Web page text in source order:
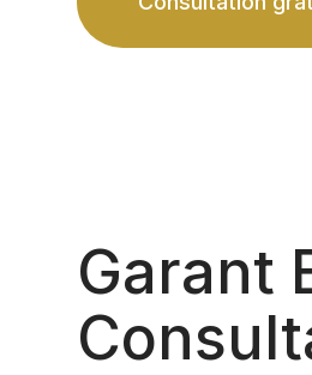
Garant